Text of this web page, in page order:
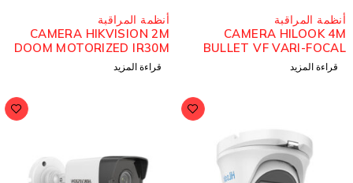
أنظمة المراقبة
CAMERA HILOOK 4M
BULLET VF VARI-FOCAL
THC-B340-VF
قراءة المزيد
أنظمة المراقبة
CAMERA HIKVISION 2M
DOOM MOTORIZED IR30M
قراءة المزيد